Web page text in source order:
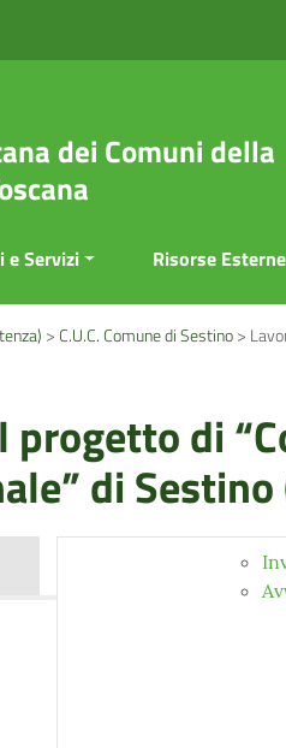
dei Comuni della
e Servizi Risorse Esterne
>C.U.C. Comune di Sestino>
di
di Sestino